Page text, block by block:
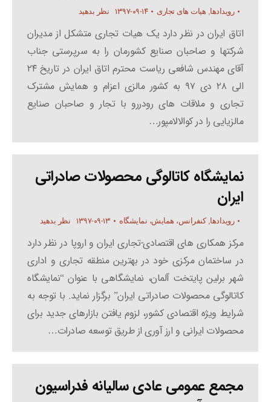
رویدادها, هیات های تجاری ۱۳۹۷-۰۹-۱۴ نظر بدهید
اتاق ایران در نظر دارد یک هیات تجاری متشکل از مدیران
شرکتها و صاحبان صنایع کشورمان را به سرپرستی جناب
آقای مهندس شافعی ریاست محترم اتاق ایران در تاریخ ۲۴
الی ۲۸ دی ۹۷ به کشور مالزی اعزام و همایش مشترک
تجاری و ملاقات های رودررو با تجار و صاحبان صنایع
مالزیایی را در کوالالامپور…
نمایشگاه کاتالوگی محصولات صادراتی
ایران
رویدادها,کنفرانس، همایش، نمایشگاه ۱۳۹۷-۰۹-۱۳ نظر بدهید
مرکز همکاری های اقتصادی-تجاری ایران و اروپا در نظر دارد
در ساختمان مرکزی خود در بهترین منطقه تجاری و اداری
شهر برلین پایتخت آلمان، نمایشگاهی با عنوان “نمایشگاه
کاتالوگی محصولات صادراتی ایران” برگزار نماید. با توجه به
شرایط ویژه اقتصادی کشور، لزوم یافتن بازارهای جدید برای
محصولات ایرانی و ارز آوری از طریق توسعه صادرات…
مجمع عمومی عادی سالیانه فدراسیون